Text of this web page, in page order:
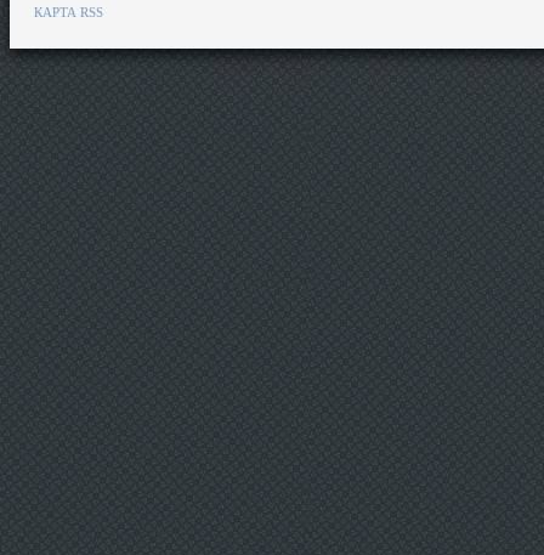
КАРТА RSS